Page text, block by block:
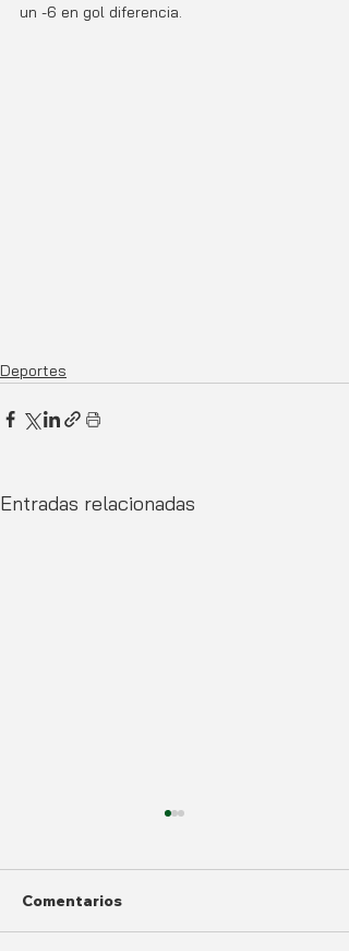
un -6 en gol diferencia.
Deportes
Entradas relacionadas
Comentarios